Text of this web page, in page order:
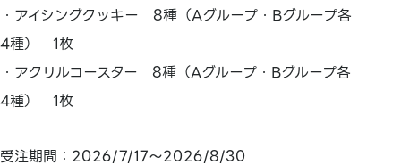
・アイシングクッキー 8種（Aグループ・Bグループ各
4種） 1枚
・アクリルコースター 8種（Aグループ・Bグループ各
4種） 1枚
受注期間：2026/7/17～2026/8/30